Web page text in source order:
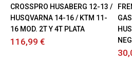
CROSSPRO HUSABERG 12-13 /
HUSQVARNA 14-16 / KTM 11-
16 MOD. 2T Y 4T PLATA
116,99 €